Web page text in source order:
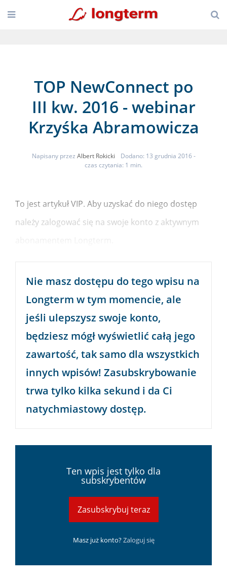
TOP NewConnect po
III kw. 2016 - webinar
Krzyśka Abramowicza
Napisany przez Albert Rokicki Dodano: 13 grudnia 2016 -
czas czytania: 1 min.
To jest artykuł VIP. Aby uzyskać do niego dostęp
należy zalogować się na swoje konto z aktywnym
Nie masz dostępu do tego wpisu na
Longterm w tym momencie, ale
jeśli ulepszysz swoje konto,
będziesz mógł wyświetlić całą jego
zawartość, tak samo dla wszystkich
innych wpisów! Zasubskrybowanie
trwa tylko kilka sekund i da Ci
natychmiastowy dostęp.
Ten wpis jest tylko dla
subskrybentów
Zasubskrybuj teraz
Masz już konto?Zaloguj się